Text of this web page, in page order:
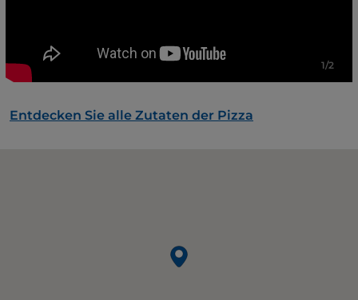
1/2
Entdecken Sie alle Zutaten der Pizza